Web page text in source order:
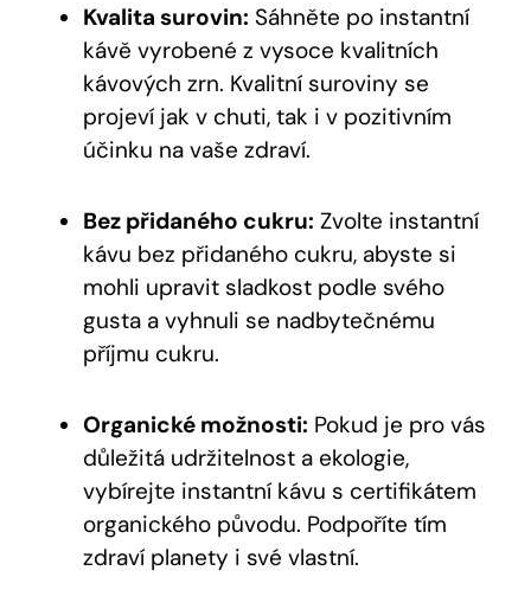
Kvalita surovin: Sáhněte po instantní
kávě vyrobené z vysoce kvalitních
kávových zrn. Kvalitní suroviny se
projeví jak v chuti, tak i v pozitivním
účinku na vaše zdraví.
Bez přidaného cukru: Zvolte instantní
kávu bez přidaného cukru, abyste si
mohli upravit sladkost podle svého
gusta a vyhnuli se nadbytečnému
příjmu cukru.
Organické možnosti: Pokud je pro vás
důležitá udržitelnost a ekologie,
vybírejte instantní kávu s certifikátem
organického původu. Podpoříte tím
zdraví planety i své vlastní.